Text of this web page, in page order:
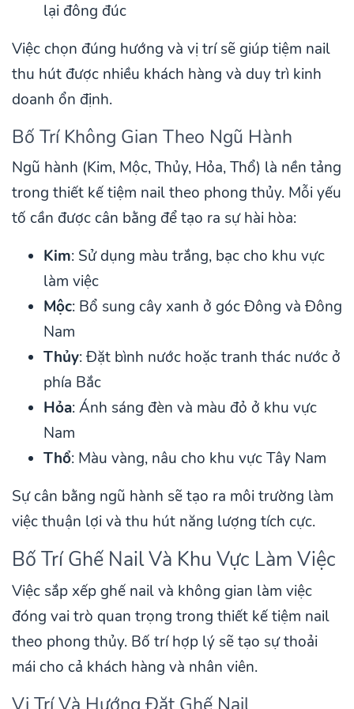
lại đông đúc
Việc chọn đúng hướng và vị trí sẽ giúp tiệm nail
thu hút được nhiều khách hàng và duy trì kinh
doanh ổn định.
Bố Trí Không Gian Theo Ngũ Hành
Ngũ hành (Kim, Mộc, Thủy, Hỏa, Thổ) là nền tảng
trong thiết kế tiệm nail theo phong thủy. Mỗi yếu
tố cần được cân bằng để tạo ra sự hài hòa:
Kim: Sử dụng màu trắng, bạc cho khu vực
làm việc
Mộc: Bổ sung cây xanh ở góc Đông và Đông
Nam
Thủy: Đặt bình nước hoặc tranh thác nước ở
phía Bắc
Hỏa: Ánh sáng đèn và màu đỏ ở khu vực
Nam
Thổ: Màu vàng, nâu cho khu vực Tây Nam
Sự cân bằng ngũ hành sẽ tạo ra môi trường làm
việc thuận lợi và thu hút năng lượng tích cực.
Bố Trí Ghế Nail Và Khu Vực Làm Việc
Việc sắp xếp ghế nail và không gian làm việc
đóng vai trò quan trọng trong thiết kế tiệm nail
theo phong thủy. Bố trí hợp lý sẽ tạo sự thoải
mái cho cả khách hàng và nhân viên.